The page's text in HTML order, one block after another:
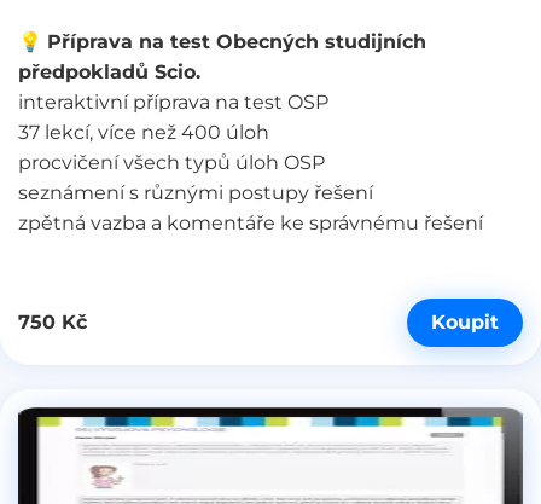
💡 Příprava na test Obecných studijních
předpokladů Scio.
interaktivní příprava na test OSP
37 lekcí, více než 400 úloh
procvičení všech typů úloh OSP
seznámení s různými postupy řešení
zpětná vazba a komentáře ke správnému řešení
750 Kč Koupit